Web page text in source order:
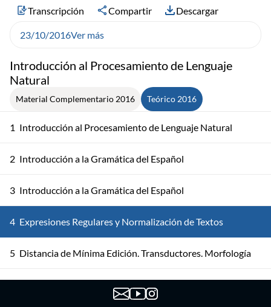
Introducción al Procesamiento de Lenguaje
Natural
Material Complementario 2016 Teórico 2016
1 Introducción al Procesamiento de Lenguaje Natural
2 Introducción a la Gramática del Español
3 Introducción a la Gramática del Español
4 Expresiones Regulares y Normalización de Textos
5 Distancia de Mínima Edición. Transductores. Morfología
para Detección de Errores
Transcripción Compartir Descargar
23/10/2016Ver más